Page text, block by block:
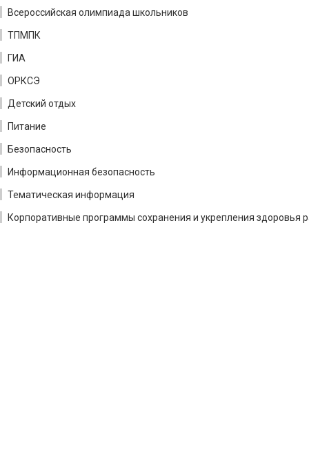
Всероссийская олимпиада школьников
ТПМПК
ГИА
ОРКСЭ
Детский отдых
Питание
Безопасность
Информационная безопасность
Тематическая информация
Корпоративные программы сохранения и укрепления здоровья